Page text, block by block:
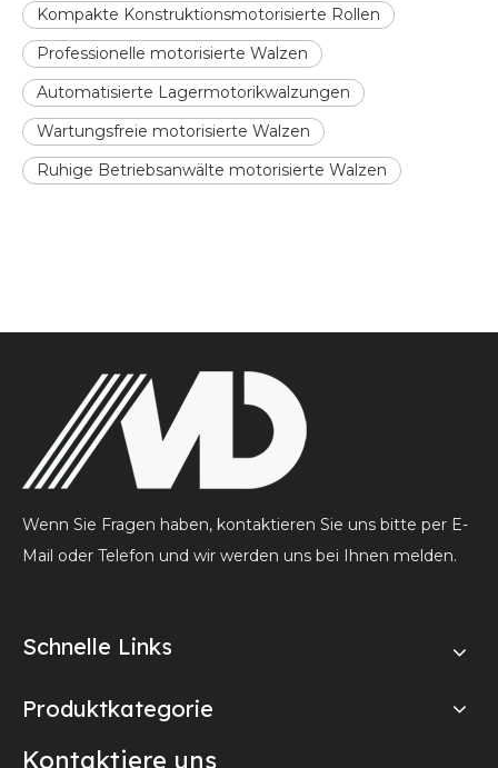
Kompakte Konstruktionsmotorisierte Rollen
Professionelle motorisierte Walzen
Automatisierte Lagermotorikwalzungen
Wartungsfreie motorisierte Walzen
Ruhige Betriebsanwälte motorisierte Walzen
Wenn Sie Fragen haben, kontaktieren Sie uns bitte per E-
Mail oder Telefon und wir werden uns bei Ihnen melden.
Schnelle Links
Produktkategorie
Kontaktiere uns